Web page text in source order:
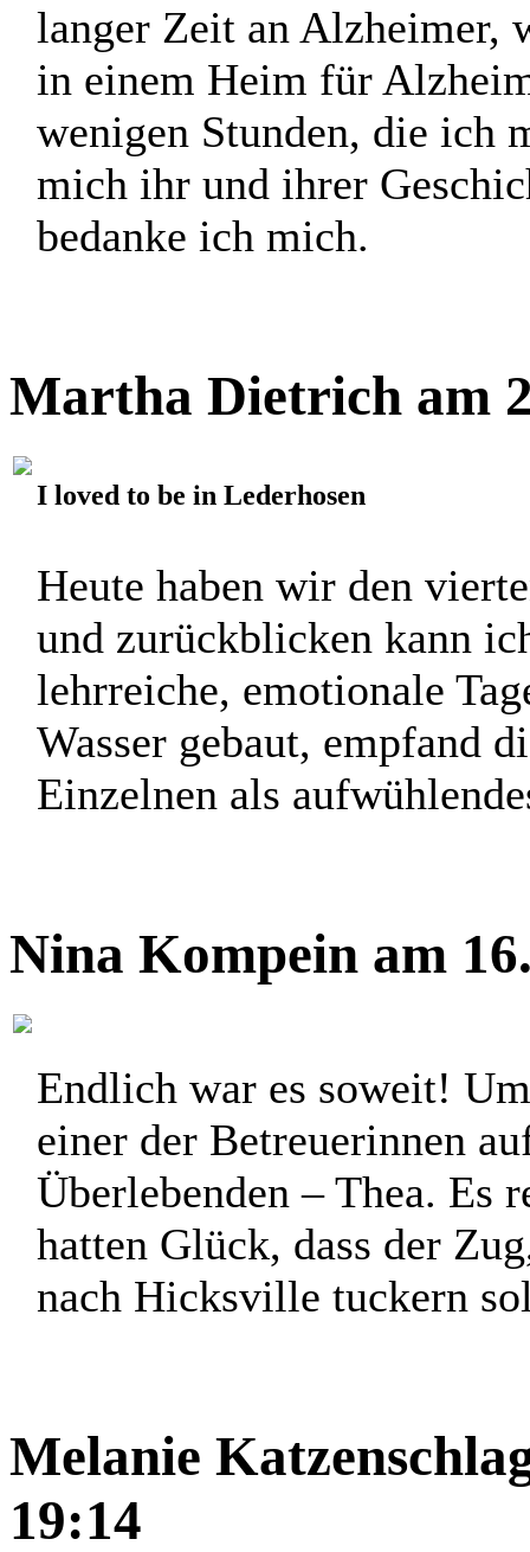
langer Zeit an Alzheimer,
in einem Heim für
wenigen Stunden, die ich
mich ihr und ihrer
bedanke ich mich.
Martha Dietrich am
I loved to be in Lederhosen
Heute haben wir den
und zurückblicken kann
lehrreiche, emotionale
Wasser gebaut, empfand
Einzelnen als
Nina Kompein am
Endlich war es soweit!
einer der Betreuerinnen
Überlebenden – Thea. Es
hatten Glück, dass der
nach Hicksville tuckern
Melanie
19:14